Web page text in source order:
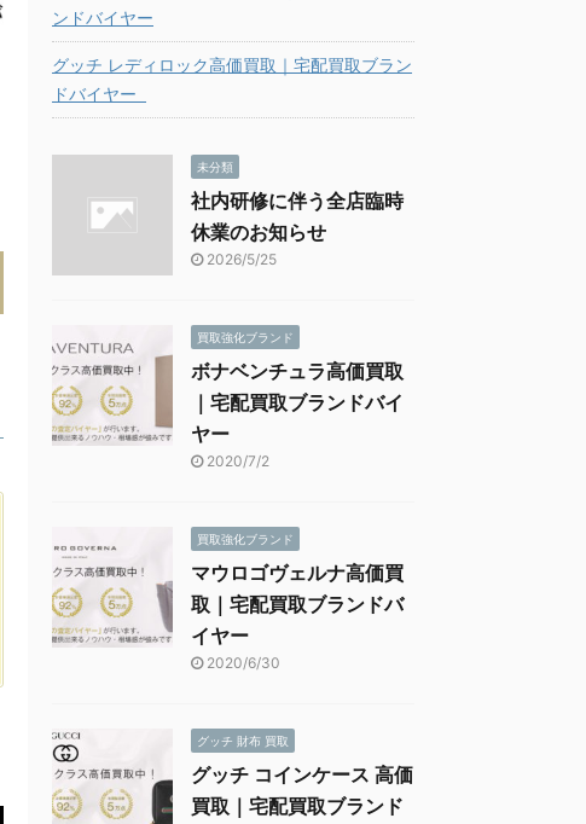
ンドバイヤー
グッチ レディロック高価買取｜宅配買取ブラン
ドバイヤー
未分類
社内研修に伴う全店臨時
休業のお知らせ
2026/5/25
買取強化ブランド
ボナベンチュラ高価買取
｜宅配買取ブランドバイ
ヤー
2020/7/2
買取強化ブランド
マウロゴヴェルナ高価買
取｜宅配買取ブランドバ
イヤー
2020/6/30
グッチ 財布 買取
グッチ コインケース 高価
買取｜宅配買取ブランド